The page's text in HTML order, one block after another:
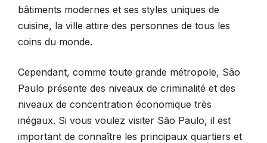
bâtiments modernes et ses styles uniques de
cuisine, la ville attire des personnes de tous les
coins du monde.
Cependant, comme toute grande métropole, São
Paulo présente des niveaux de criminalité et des
niveaux de concentration économique très
inégaux. Si vous voulez visiter São Paulo, il est
important de connaître les principaux quartiers et